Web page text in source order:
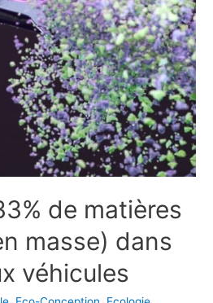
de matières
masse) dans
véhicules